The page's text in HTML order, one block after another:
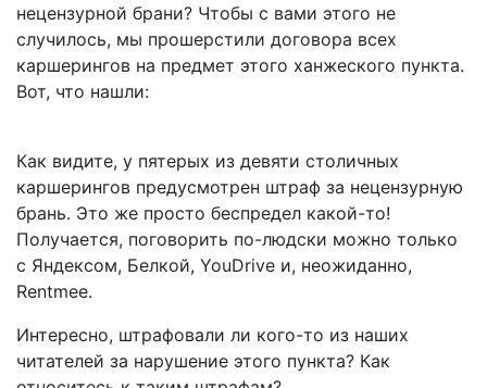
нецензурной брани? Чтобы с вами этого не
случилось, мы прошерстили договора всех
каршерингов на предмет этого ханжеского пункта.
Вот, что нашли:
Как видите, у пятерых из девяти столичных
каршерингов предусмотрен штраф за нецензурную
брань. Это же просто беспредел какой-то!
Получается, поговорить по-людски можно только
с Яндексом, Белкой, YouDrive и, неожиданно,
Rentmee.
Интересно, штрафовали ли кого-то из наших
читателей за нарушение этого пункта? Как